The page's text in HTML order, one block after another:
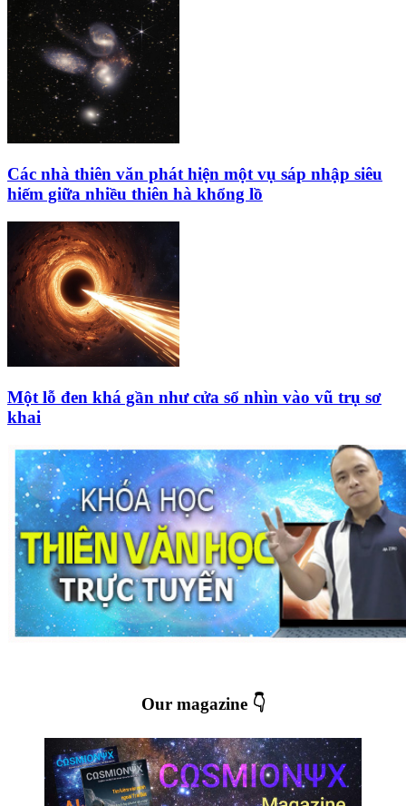
Các nhà thiên văn phát hiện một vụ sáp nhập siêu
hiếm giữa nhiều thiên hà khổng lồ
Một lỗ đen khá gần như cửa sổ nhìn vào vũ trụ sơ
khai
Our magazine 👇